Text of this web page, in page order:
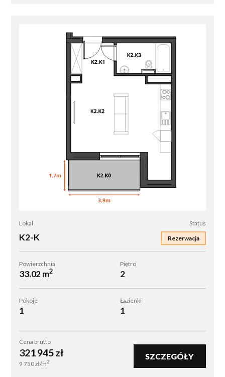
K
Lokal
K2-K
Status
Rezerwacja
Powierzchnia
33.02 m2
Piętro
2
Pokoje
1
Łazienki
1
Cena brutto
321 945zł
9 750zł/m2
SZCZEGÓŁY